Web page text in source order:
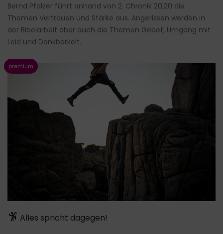
Bernd Pfalzer führt anhand von 2. Chronik 20,20 die
Themen Vertrauen und Stärke aus. Angerissen werden in
der Bibelarbeit aber auch die Themen Gebet, Umgang mit
Leid und Dankbarkeit.
Alles spricht dagegen!